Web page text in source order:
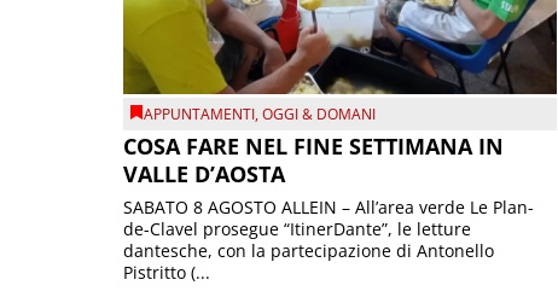
APPUNTAMENTI,OGGI & DOMANI
COSA FARE NEL FINE SETTIMANA IN
VALLE D’AOSTA
SABATO 8 AGOSTO ALLEIN – All’area verde Le Plan-
de-Clavel prosegue “ItinerDante”, le letture
dantesche, con la partecipazione di Antonello
Pistritto (...